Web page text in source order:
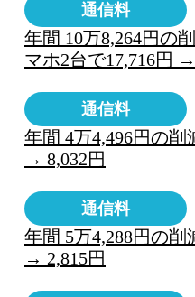
通信料
年間 10万8,264円の
マホ2台で17,716円
通信料
年間 4万4,496円の削
→ 8,032円
通信料
年間 5万4,288円の削
→ 2,815円